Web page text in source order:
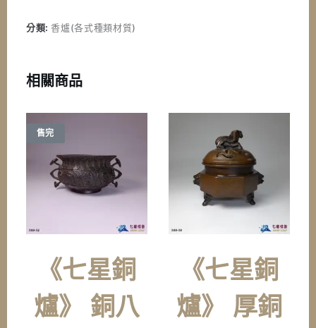
分類:香爐(各式種類材質)
相關商品
售完
《七星銅
爐》 銅八
《七星銅
爐》 厚銅